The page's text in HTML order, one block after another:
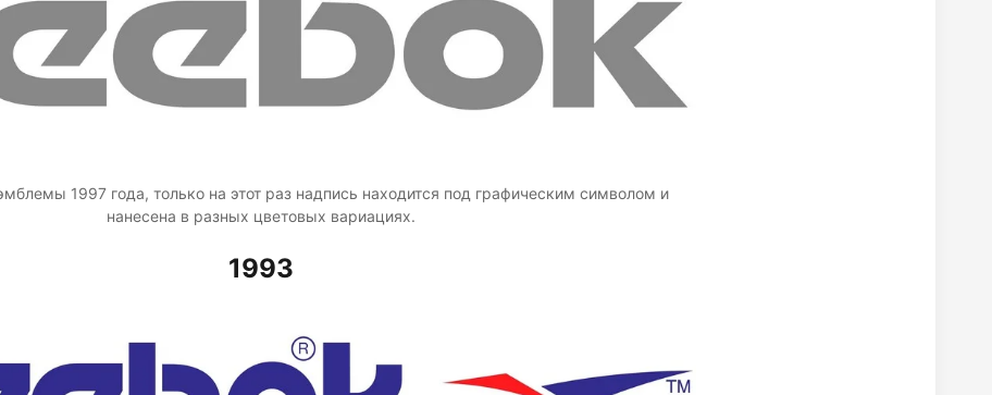
1997 года, только на этот раз надпись находится под графическим символом и
нанесена в разных цветовых вариациях.
1993